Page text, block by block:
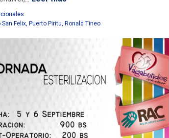
San Felix Puerto Piritu Ronald Tineo